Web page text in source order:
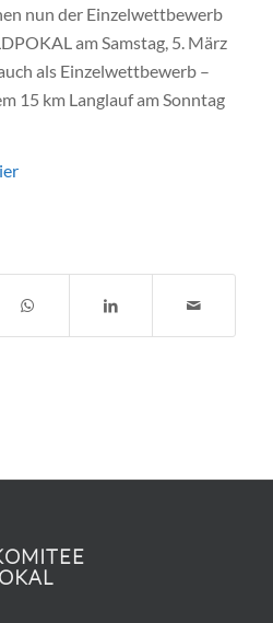
nun der Einzelwettbewerb
am Samstag, 5. März
als Einzelwettbewerb –
15 km Langlauf am Sonntag